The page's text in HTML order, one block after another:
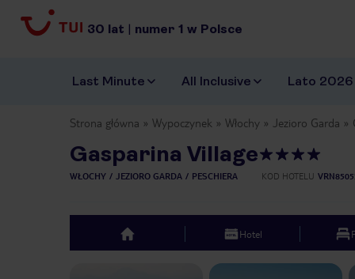
30 lat | numer 1 w Polsce
Last Minute All Inclusive Lato 2026
Strona główna Wypoczynek Włochy Jezioro Garda
Gasparina Village
WŁOCHY JEZIORO GARDA PESCHIERA KOD HOTELU
top Hotel